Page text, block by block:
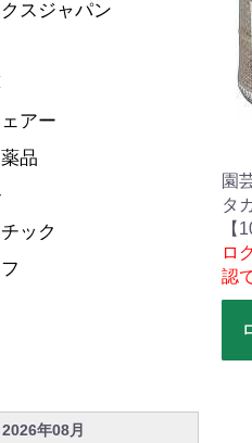
スジャパン
アー
品
ック
2026年08月
園
タ
【
ロ
認